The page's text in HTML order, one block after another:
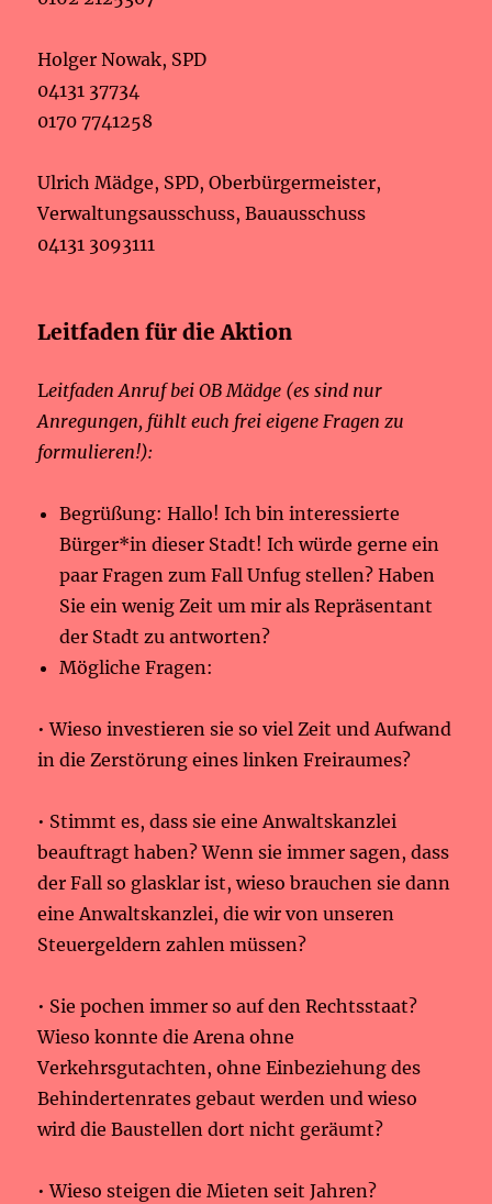
Holger Nowak, SPD
04131 37734
0170 7741258
Ulrich Mädge, SPD, Oberbürgermeister,
Verwaltungsausschuss, Bauausschuss
04131 3093111
Leitfaden für die Aktion
Leitfaden Anruf bei OB Mädge (es sind nur
Anregungen, fühlt euch frei eigene Fragen zu
formulieren!):
Begrüßung: Hallo! Ich bin interessierte
Bürger*in dieser Stadt! Ich würde gerne ein
paar Fragen zum Fall Unfug stellen? Haben
Sie ein wenig Zeit um mir als Repräsentant
der Stadt zu antworten?
Mögliche Fragen:
• Wieso investieren sie so viel Zeit und Aufwand
in die Zerstörung eines linken Freiraumes?
• Stimmt es, dass sie eine Anwaltskanzlei
beauftragt haben? Wenn sie immer sagen, dass
der Fall so glasklar ist, wieso brauchen sie dann
eine Anwaltskanzlei, die wir von unseren
Steuergeldern zahlen müssen?
• Sie pochen immer so auf den Rechtsstaat?
Wieso konnte die Arena ohne
Verkehrsgutachten, ohne Einbeziehung des
Behindertenrates gebaut werden und wieso
wird die Baustellen dort nicht geräumt?
• Wieso steigen die Mieten seit Jahren?